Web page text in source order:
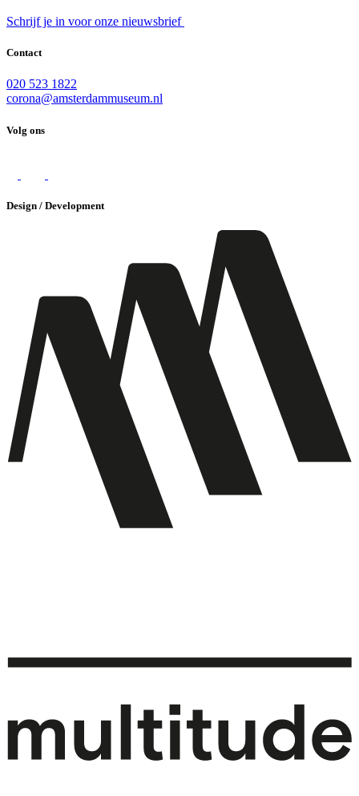
Schrijf je in voor onze nieuwsbrief
Contact
020 523 1822
corona@amsterdammuseum.nl
Volg ons
Design / Development